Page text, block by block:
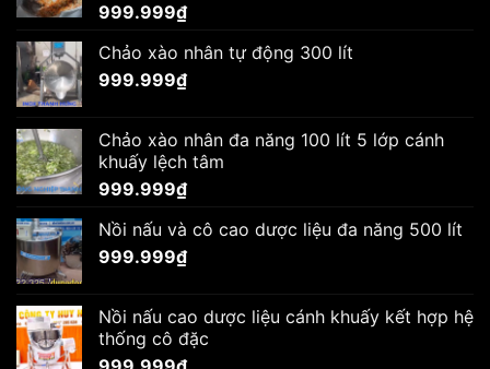
999.999₫
Chảo xào nhân tự động 300 lít
999.999₫
Chảo xào nhân đa năng 100 lít 5 lớp cánh
khuấy lệch tâm
999.999₫
Nồi nấu và cô cao dược liệu đa năng 500 lít
999.999₫
Nồi nấu cao dược liệu cánh khuấy kết hợp hệ
thống cô đặc